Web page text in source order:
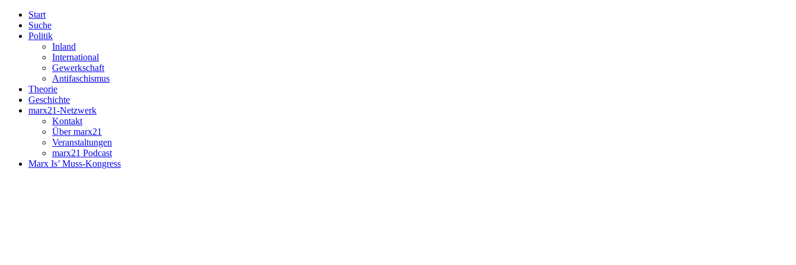
Start
Suche
Politik
Inland
International
Gewerkschaft
Antifaschismus
Theorie
Geschichte
marx21-Netzwerk
Kontakt
Über marx21
Veranstaltungen
marx21 Podcast
Marx Is’ Muss-Kongress